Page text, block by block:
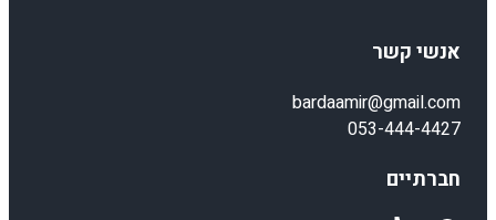
אנשי קשר
bardaamir@gmail.com
053-444-4427
חברתיים